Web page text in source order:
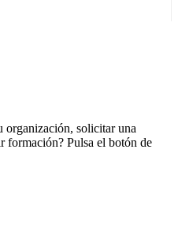
organización, solicitar una
formación? Pulsa el botón de